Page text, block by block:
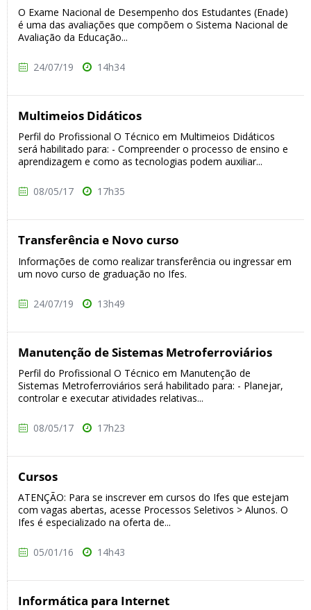
O Exame Nacional de Desempenho dos Estudantes (Enade)
é uma das avaliações que compõem o Sistema Nacional de
Avaliação da Educação...
24/07/19 14h34
Multimeios Didáticos
Perfil do Profissional O Técnico em Multimeios Didáticos
será habilitado para: - Compreender o processo de ensino e
aprendizagem e como as tecnologias podem auxiliar...
08/05/17 17h35
Transferência e Novo curso
Informações de como realizar transferência ou ingressar em
um novo curso de graduação no Ifes.
24/07/19 13h49
Manutenção de Sistemas Metroferroviários
Perfil do Profissional O Técnico em Manutenção de
Sistemas Metroferroviários será habilitado para: - Planejar,
controlar e executar atividades relativas...
08/05/17 17h23
Cursos
ATENÇÃO: Para se inscrever em cursos do Ifes que estejam
com vagas abertas, acesse Processos Seletivos > Alunos. O
Ifes é especializado na oferta de...
05/01/16 14h43
Informática para Internet